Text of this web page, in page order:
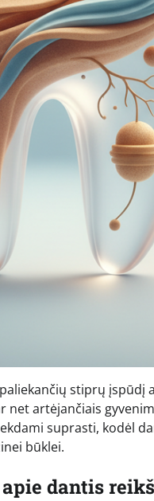
stiprų įspūdį
net artėjančiais
suprasti, kodėl
būklei.
dantis